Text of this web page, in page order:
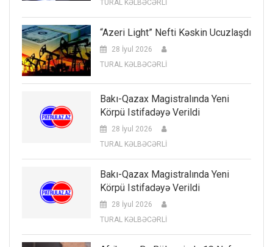
TURAL KƏLBƏCƏRLİ
“Azeri Light” Nefti Kəskin Ucuzlaşdı
28 İyul 2026
TURAL KƏLBƏCƏRLİ
Bakı-Qazax Magistralında Yeni
Körpü Istifadəyə Verildi
28 İyul 2026
TURAL KƏLBƏCƏRLİ
Bakı-Qazax Magistralında Yeni
Körpü Istifadəyə Verildi
28 İyul 2026
TURAL KƏLBƏCƏRLİ